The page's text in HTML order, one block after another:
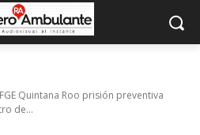
Quintana Roo prisión preventiva
de...